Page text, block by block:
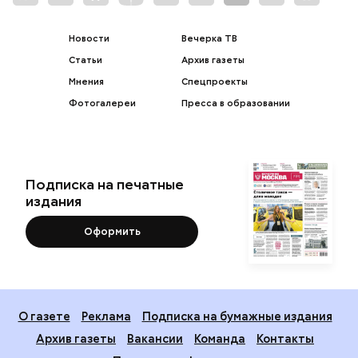
Новости
Статьи
Мнения
Фотогалереи
Вечерка ТВ
Архив газеты
Спецпроекты
Пресса в образовании
Подписка на печатные
издания
Оформить
О газете Реклама
Подписка на бумажные издания
Архив газеты
Вакансии Команда
Контакты